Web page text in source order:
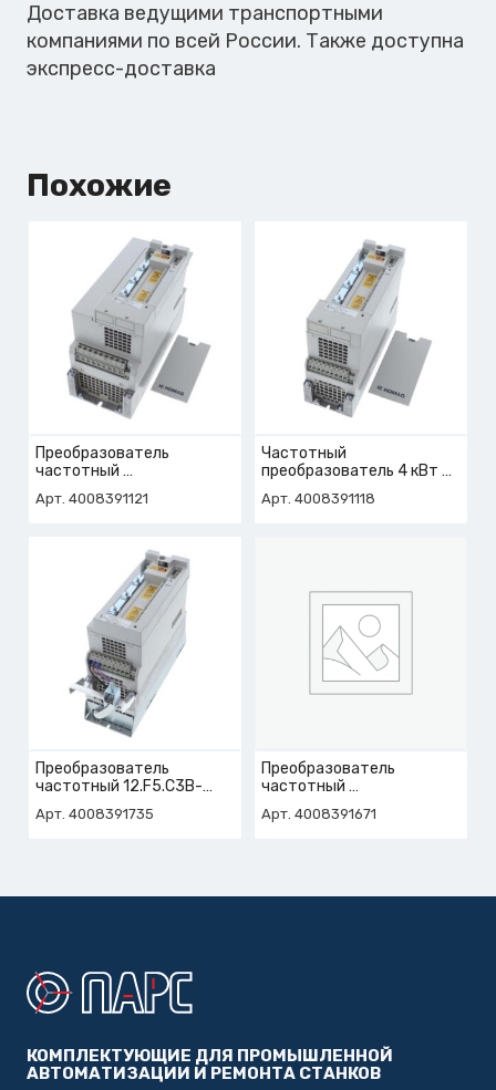
Доставка ведущими транспортными
компаниями по всей России. Также доступна
экспресс-доставка
Похожие
Преобразователь
частотный
Арт. 4008391121
Частотный
преобразователь 4 кВт
Арт. 4008391118
Преобразователь
частотный 12.F5.C3B-
арт. 4-008-39-1735
Арт. 4008391735
Преобразователь
частотный
Арт. 4008391671
КОМПЛЕКТУЮЩИЕ ДЛЯ ПРОМЫШЛЕННОЙ
АВТОМАТИЗАЦИИ И РЕМОНТА СТАНКОВ